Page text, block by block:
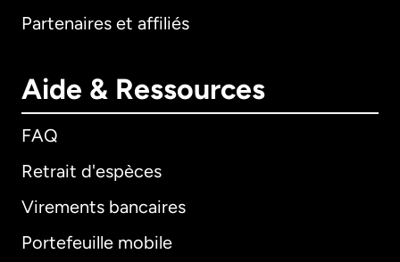
Partenaires et affiliés
Aide & Ressources
FAQ
Retrait d'espèces
Virements bancaires
Portefeuille mobile